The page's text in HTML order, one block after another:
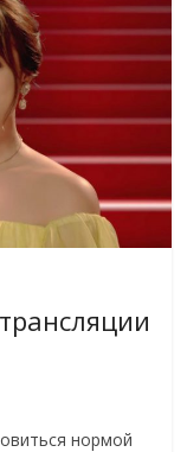
нормой